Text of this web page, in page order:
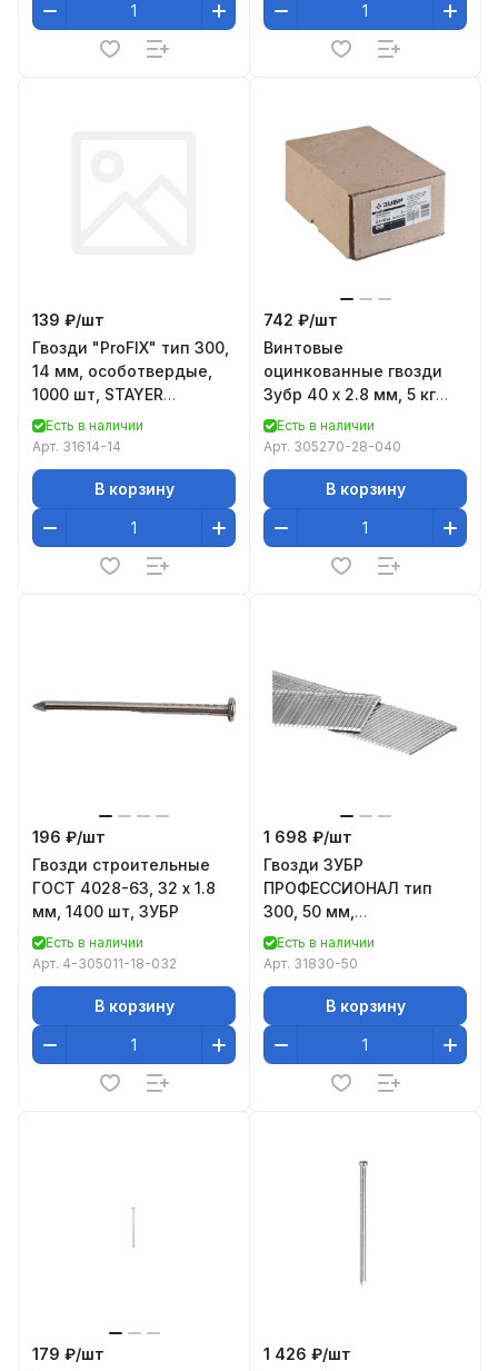
139 ₽/шт
Гвозди "ProFIX" тип 300,
14 мм, особотвердые,
1000 шт, STAYER
Professional
Есть в наличии
Арт. 31614-14
В корзину
742 ₽/шт
Винтовые
оцинкованные гвозди
Зубр 40 х 2.8 мм, 5 кг
305270-28-040
Есть в наличии
Арт. 305270-28-040
В корзину
196 ₽/шт
Гвозди строительные
ГОСТ 4028-63, 32 х 1.8
мм, 1400 шт, ЗУБР
Есть в наличии
Арт. 4-305011-18-032
В корзину
1 698 ₽/шт
Гвозди ЗУБР
ПРОФЕССИОНАЛ тип
300, 50 мм,
особотвердые, 5000 шт
31830-50
Есть в наличии
Арт. 31830-50
В корзину
179 ₽/шт
1 426 ₽/шт